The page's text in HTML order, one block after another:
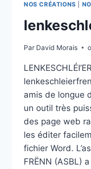
NOS CRÉATIONS
Par David Morais
amis de longue
un outil très
des page web
les éditer
fichier Word.
FRËNN (ASBL)